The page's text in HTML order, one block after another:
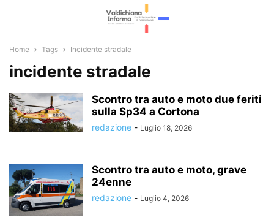
Home Tags Incidente stradale
incidente stradale
Scontro tra auto e moto due feriti
sulla Sp34 a Cortona
redazione - Luglio 18, 2026
Scontro tra auto e moto, grave
24enne
redazione - Luglio 4, 2026